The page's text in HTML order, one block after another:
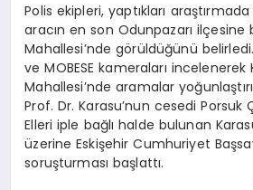
Polis ekipleri, yaptıkları
aracın en son Odunpazarı ilçesine
Mahallesi’nde görüldüğünü
ve MOBESE kameraları
Mahallesi’nde aramalar
Prof. Dr. Karasu’nun cesedi Porsuk
Elleri iple bağlı halde bulunan
üzerine Eskişehir Cumhuriyet
soruşturması başlattı.